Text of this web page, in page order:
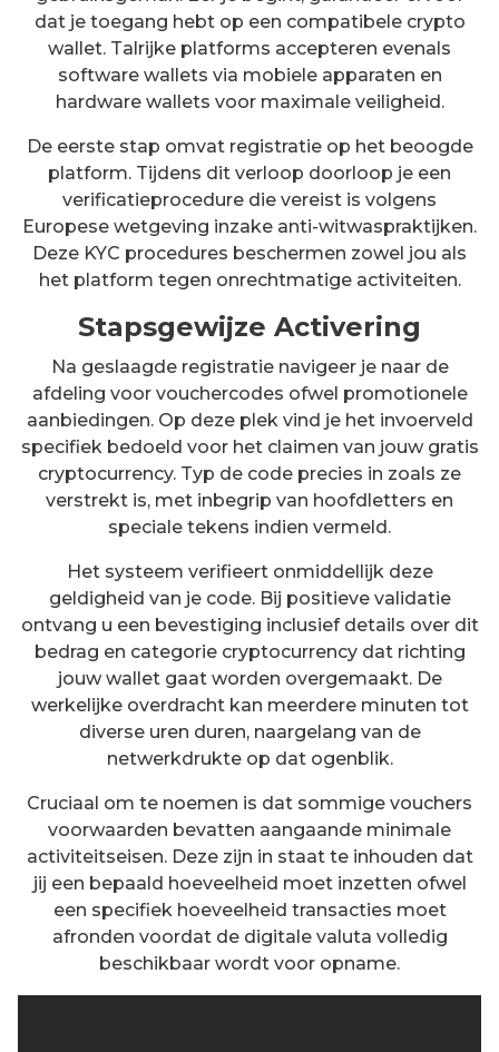
dat je toegang hebt op een compatibele crypto
wallet. Talrijke platforms accepteren evenals
software wallets via mobiele apparaten en
hardware wallets voor maximale veiligheid.
De eerste stap omvat registratie op het beoogde
platform. Tijdens dit verloop doorloop je een
verificatieprocedure die vereist is volgens
Europese wetgeving inzake anti-witwaspraktijken.
Deze KYC procedures beschermen zowel jou als
het platform tegen onrechtmatige activiteiten.
Stapsgewijze Activering
Na geslaagde registratie navigeer je naar de
afdeling voor vouchercodes ofwel promotionele
aanbiedingen. Op deze plek vind je het invoerveld
specifiek bedoeld voor het claimen van jouw gratis
cryptocurrency. Typ de code precies in zoals ze
verstrekt is, met inbegrip van hoofdletters en
speciale tekens indien vermeld.
Het systeem verifieert onmiddellijk deze
geldigheid van je code. Bij positieve validatie
ontvang u een bevestiging inclusief details over dit
bedrag en categorie cryptocurrency dat richting
jouw wallet gaat worden overgemaakt. De
werkelijke overdracht kan meerdere minuten tot
diverse uren duren, naargelang van de
netwerkdrukte op dat ogenblik.
Cruciaal om te noemen is dat sommige vouchers
voorwaarden bevatten aangaande minimale
activiteitseisen. Deze zijn in staat te inhouden dat
jij een bepaald hoeveelheid moet inzetten ofwel
een specifiek hoeveelheid transacties moet
afronden voordat de digitale valuta volledig
beschikbaar wordt voor opname.